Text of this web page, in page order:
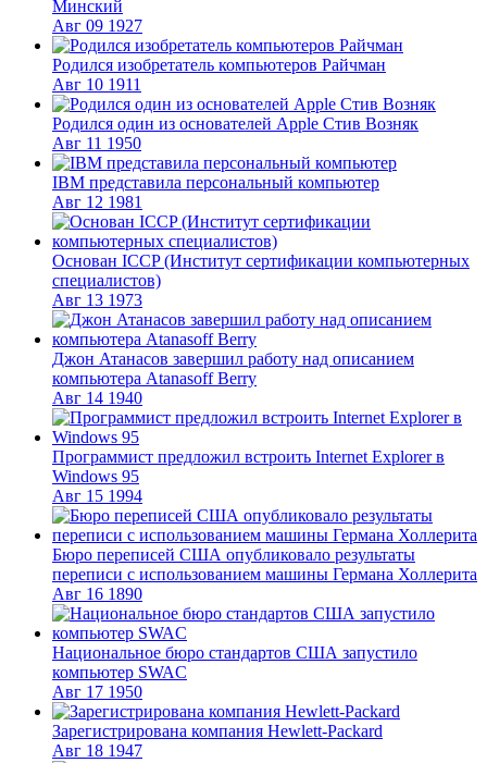
Минский
Авг 09 1927
Родился изобретатель компьютеров Райчман
Авг 10 1911
Родился один из основателей Apple Стив Возняк
Авг 11 1950
IBM представила персональный компьютер
Авг 12 1981
Основан ICCP (Институт сертификации компьютерных
специалистов)
Авг 13 1973
Джон Атанасов завершил работу над описанием
компьютера Atanasoff Berry
Авг 14 1940
Программист предложил встроить Internet Explorer в
Windows 95
Авг 15 1994
Бюро переписей США опубликовало результаты
переписи с использованием машины Германа Холлерита
Авг 16 1890
Национальное бюро стандартов США запустило
компьютер SWAC
Авг 17 1950
Зарегистрирована компания Hewlett-Packard
Авг 18 1947